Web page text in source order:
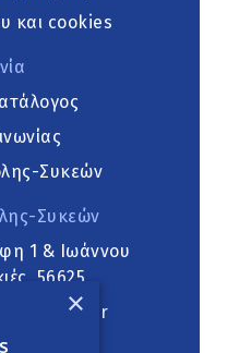
και cookies
Συκεών
Συκεών
1 & Ιωάννου
56625
×